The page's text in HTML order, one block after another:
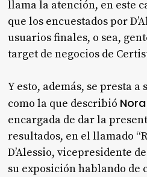
llama la atención, en este
que los encuestados por
usuarios finales, o sea,
target de negocios de
Y esto, además, se presta
como la que describió
encargada de dar la
resultados, en el llamado
D’Alessio, vicepresidente
su exposición hablando de